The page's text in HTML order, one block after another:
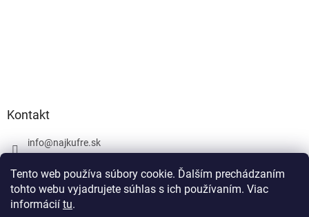
Tento web používa súbory cookie. Ďalším prechádzaním
tohto webu vyjadrujete súhlas s ich používaním. Viac
informácií tu.
Kontakt
info@najkufre.sk
Facebook